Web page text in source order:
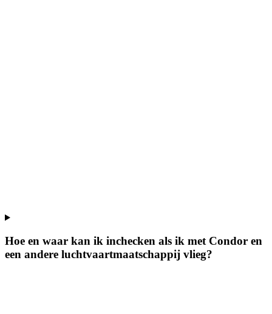
Hoe en waar kan ik inchecken als ik met Condor en
een andere luchtvaartmaatschappij vlieg?